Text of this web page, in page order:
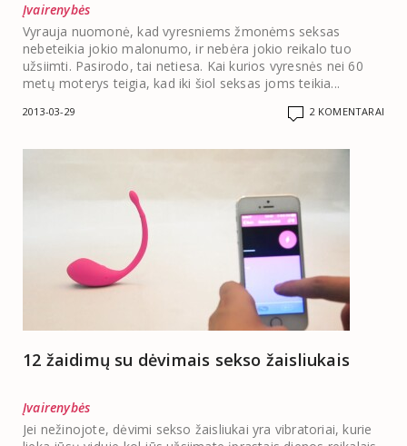
Įvairenybės
Vyrauja nuomonė, kad vyresniems žmonėms seksas
nebeteikia jokio malonumo, ir nebėra jokio reikalo tuo
užsiimti. Pasirodo, tai netiesa. Kai kurios vyresnės nei 60
metų moterys teigia, kad iki šiol seksas joms teikia...
2013-03-29 2 KOMENTARAI
12 žaidimų su dėvimais sekso žaisliukais
Įvairenybės
Jei nežinojote, dėvimi sekso žaisliukai yra vibratoriai, kurie